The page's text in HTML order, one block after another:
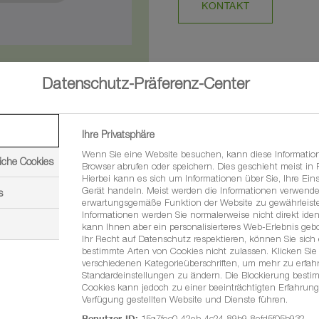
KONTAKT
Wirkstoffe Xemium und Difenoconazol. Durch die
Arten in einer Vielzahl von Gemüsekulturen, Kartoffeln
gleichwohl bei erstem Befall auch die weitere
von wirkstoffresistenten Pilzstämmen. Deshalb kann unter
von BASF empfohlene Aufwandmenge ist unbedingt
Datenschutz-Präferenz-Center
Cookies
Ihre Privatsphäre
Wenn Sie eine Website besuchen, kann diese
Browser abrufen oder speichern. Dies geschieht meist in
Hierbei kann es sich um Informationen über Sie, Ihre
Gerät handeln. Meist werden die Informationen
erwartungsgemäße Funktion der Website zu
Informationen werden Sie normalerweise nicht direkt
kann Ihnen aber ein personalisierteres Web-Erlebnis
Ihr Recht auf Datenschutz respektieren, können Sie sich
bestimmte Arten von Cookies nicht zulassen. Klicken Sie
verschiedenen Kategorieüberschriften, um mehr zu
Standardeinstellungen zu ändern. Die Blockierung
Cookies kann jedoch zu einer beeinträchtigten
Verfügung gestellten Website und Dienste führen.